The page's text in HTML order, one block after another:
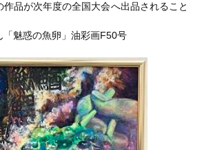
品が次年度の全国大会へ出品されること
魅惑の魚卵」油彩画F50号